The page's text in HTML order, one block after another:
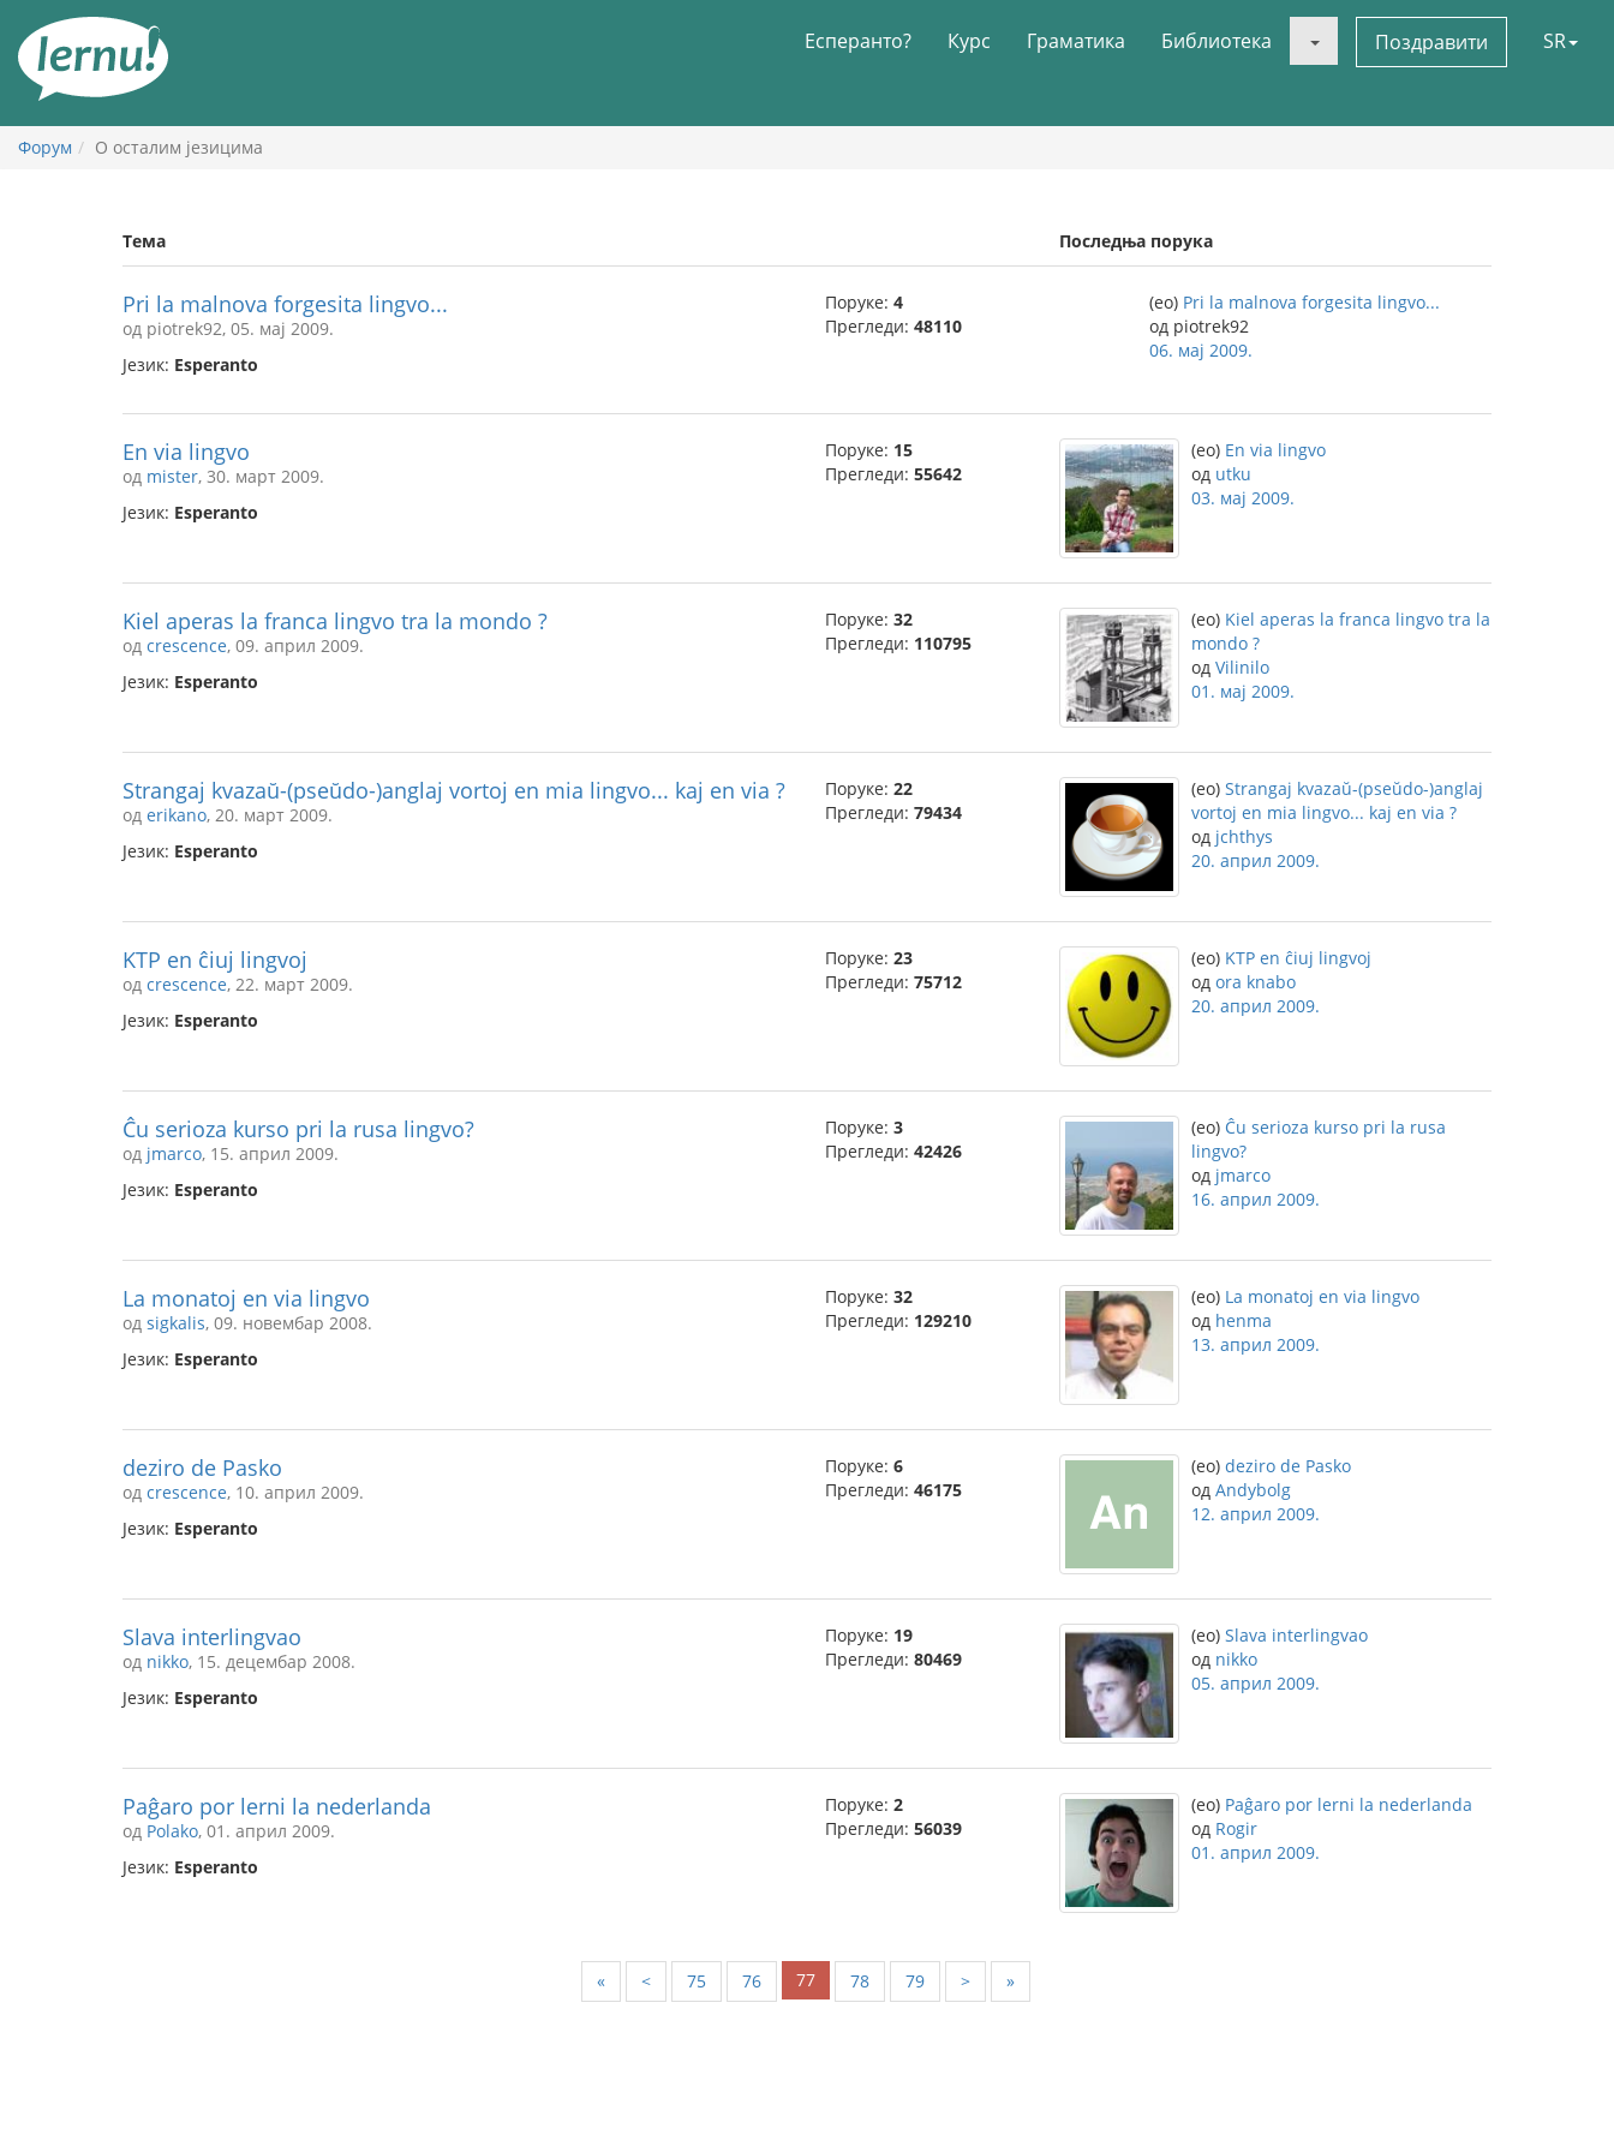
садржају
Есперанто? Курс Граматика Библиотека Поздравити SR
Форум О осталим језицима
Тема Последња порука
Pri la malnova forgesita lingvo...
од piotrek92, 05. мај 2009.
Језик: Esperanto
Поруке: 4
Прегледи: 48110
(eo) Pri la malnova forgesita lingvo...
од piotrek92
06. мај 2009.
En via lingvo
од mister, 30. март 2009.
Језик: Esperanto
Поруке: 15
Прегледи: 55642
(eo) En via lingvo
од utku
03. мај 2009.
Kiel aperas la franca lingvo tra la mondo ?
од crescence, 09. април 2009.
Језик: Esperanto
Поруке: 32
Прегледи: 110795
(eo) Kiel aperas la franca lingvo tra la
mondo ?
од Vilinilo
01. мај 2009.
Strangaj kvazaŭ-(pseŭdo-)anglaj vortoj en mia lingvo... kaj en via ?
од erikano, 20. март 2009.
Језик: Esperanto
Поруке: 22
Прегледи: 79434
(eo) Strangaj kvazaŭ-(pseŭdo-)anglaj
vortoj en mia lingvo... kaj en via ?
од jchthys
20. април 2009.
KTP en ĉiuj lingvoj
од crescence, 22. март 2009.
Језик: Esperanto
Поруке: 23
Прегледи: 75712
(eo) KTP en ĉiuj lingvoj
од ora knabo
20. април 2009.
Ĉu serioza kurso pri la rusa lingvo?
од jmarco, 15. април 2009.
Језик: Esperanto
Поруке: 3
Прегледи: 42426
(eo) Ĉu serioza kurso pri la rusa
lingvo?
од jmarco
16. април 2009.
La monatoj en via lingvo
од sigkalis, 09. новембар 2008.
Језик: Esperanto
Поруке: 32
Прегледи: 129210
(eo) La monatoj en via lingvo
од henma
13. април 2009.
deziro de Pasko
од crescence, 10. април 2009.
Језик: Esperanto
Поруке: 6
Прегледи: 46175
(eo) deziro de Pasko
од Andybolg
12. април 2009.
Slava interlingvao
од nikko, 15. децембар 2008.
Језик: Esperanto
Поруке: 19
Прегледи: 80469
(eo) Slava interlingvao
од nikko
05. април 2009.
Paĝaro por lerni la nederlanda
од Polako, 01. април 2009.
Језик: Esperanto
Поруке: 2
Прегледи: 56039
(eo) Paĝaro por lerni la nederlanda
од Rogir
01. април 2009.
« < 75 76 77 78 79 > »